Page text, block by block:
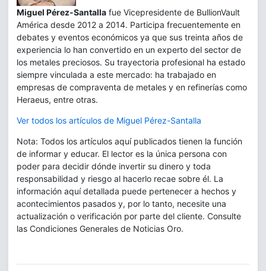
Miguel Pérez-Santalla fue Vicepresidente de BullionVault
América desde 2012 a 2014. Participa frecuentemente en
debates y eventos económicos ya que sus treinta años de
experiencia lo han convertido en un experto del sector de
los metales preciosos. Su trayectoria profesional ha estado
siempre vinculada a este mercado: ha trabajado en
empresas de compraventa de metales y en refinerías como
Heraeus, entre otras.
Ver todos los artículos de Miguel Pérez-Santalla
Nota: Todos los artículos aquí publicados tienen la función
de informar y educar. El lector es la única persona con
poder para decidir dónde invertir su dinero y toda
responsabilidad y riesgo al hacerlo recae sobre él. La
información aquí detallada puede pertenecer a hechos y
acontecimientos pasados y, por lo tanto, necesite una
actualización o verificación por parte del cliente. Consulte
las Condiciones Generales de Noticias Oro.